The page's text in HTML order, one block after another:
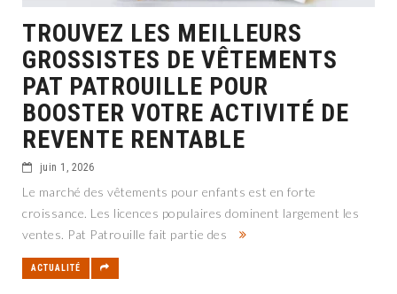
TROUVEZ LES MEILLEURS
GROSSISTES DE VÊTEMENTS
PAT PATROUILLE POUR
BOOSTER VOTRE ACTIVITÉ DE
REVENTE RENTABLE
juin 1, 2026
Le marché des vêtements pour enfants est en forte
croissance. Les licences populaires dominent largement les
ventes. Pat Patrouille fait partie des
ACTUALITÉ